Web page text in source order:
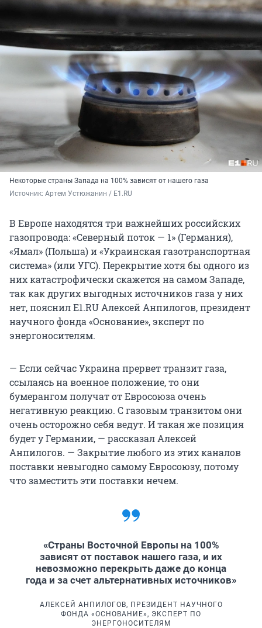
Некоторые страны Запада на 100% зависят от нашего газа
Источник: Артем Устюжанин / E1.RU
В Европе находятся три важнейших российских
газопровода: «Северный поток — 1» (Германия),
«Ямал» (Польша) и «Украинская газотранспортная
система» (или УГС). Перекрытие хотя бы одного из
них катастрофически скажется на самом Западе,
так как других выгодных источников газа у них
нет, пояснил E1.RU Алексей Анпилогов, президент
научного фонда «Основание», эксперт по
энергоносителям.
— Если сейчас Украина прервет транзит газа,
ссылаясь на военное положение, то они
бумерангом получат от Евросоюза очень
негативную реакцию. С газовым транзитом они
очень осторожно себя ведут. И такая же позиция
будет у Германии, — рассказал Алексей
Анпилогов. — Закрытие любого из этих каналов
поставки невыгодно самому Евросоюзу, потому
что заместить эти поставки нечем.
«Страны Восточной Европы на 100%
зависят от поставок нашего газа, и их
невозможно перекрыть даже до конца
года и за счет альтернативных источников»
АЛЕКСЕЙ АНПИЛОГОВ, ПРЕЗИДЕНТ НАУЧНОГО
ФОНДА «ОСНОВАНИЕ», ЭКСПЕРТ ПО
ЭНЕРГОНОСИТЕЛЯМ